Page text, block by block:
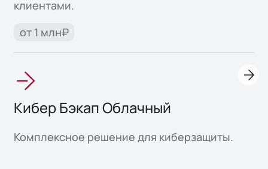
клиентами.
от 1 млн₽
Кибер Бэкап Облачный
Комплексное решение для киберзащиты.